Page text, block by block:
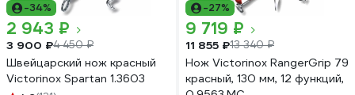
-34%
2 943 ₽
3 900 ₽4 450 ₽
Швейцарский нож красный
Victorinox Spartan 1.3603
-27%
9 719 ₽
11 855 ₽13 340 ₽
Нож Victorinox RangerGrip 79
красный, 130 мм, 12 функций,